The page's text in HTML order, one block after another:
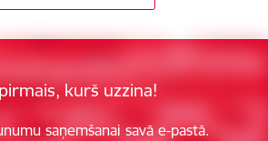
kurš uzzina!
saņemšanai savā e-pastā.